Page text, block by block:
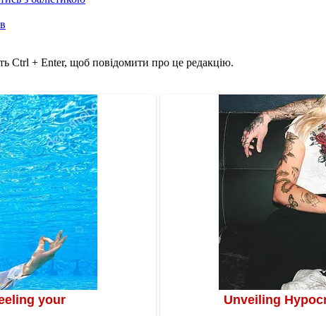
Ctrl + Enter, щоб повідомити про це редакцію.